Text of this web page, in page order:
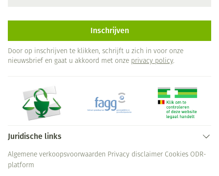
Inschrijven
Door op inschrijven te klikken, schrijft u zich in voor onze
nieuwsbrief en gaat u akkoord met onze privacy policy.
Juridische links
Algemene verkoopsvoorwaarden Privacy disclaimer Cookies ODR-
platform